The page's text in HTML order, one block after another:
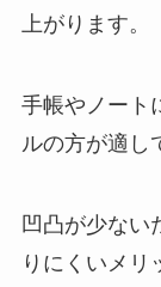
上がります。
手帳やノート
ルの方が適し
凹凸が少ない
りにくいメリ